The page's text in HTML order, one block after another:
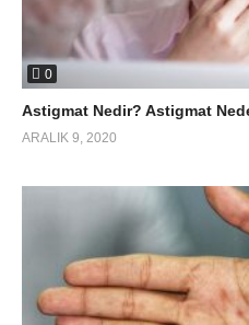
0
Astigmat Nedir? Astigmat
ARALIK 9, 2020